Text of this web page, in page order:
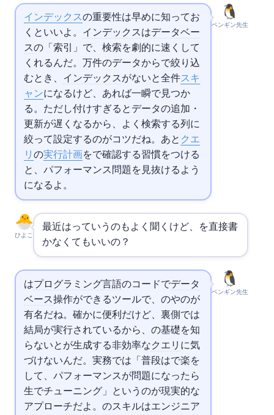
ペンギン先生
インデックスの重要性は早めに知ってお
くといいよ。 インデックスはデータベー
スの「索引」で、検索を劇的に速くして
くれるんだ。100万件のデータからWHEREで絞り込
むとき、 インデックスがないと全件スキ
ャンになるけど、あれば一瞬で見つか
る。ただし付けすぎるとデータの追加・
更新が遅くなるから、よく検索する列に
絞って設定するのがコツだね。あと クエ
リ の実行計画をで確認する習慣をつける
と、パフォーマンス問題を見抜けるよう
になるよ。
ひよこ
最近はっていうのもよく聞くけど、
を直接書
かなくてもいいの？
ペンギン先生
はプログラミング言語のコードでデータ
ベース操作ができるツールで、 のSQLAlchemyやのが
有名だね。確かに便利だけど、裏側では
結局が実行されているから、 の基礎を知
らないと が生成する非効率なクエリ に気
づけないんだ。実務では「普段はで楽を
して、パフォーマンスが問題になったら
生でチューニング」というのが現実的な
アプローチだよ。 のスキルはエンジニア